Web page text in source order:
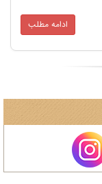
ادامه مطلب